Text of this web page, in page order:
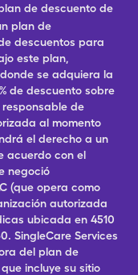
de descuento de
plan de
descuentos para
este plan,
se adquiera la
de descuento sobre
de
al momento
el derecho a un
acuerdo con el
negoció
(que opera como
autorizada
ubicada en 4510
SingleCare Services
del plan de
incluye su sitio